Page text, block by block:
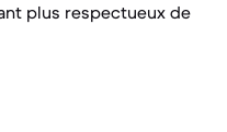
plus respectueux de